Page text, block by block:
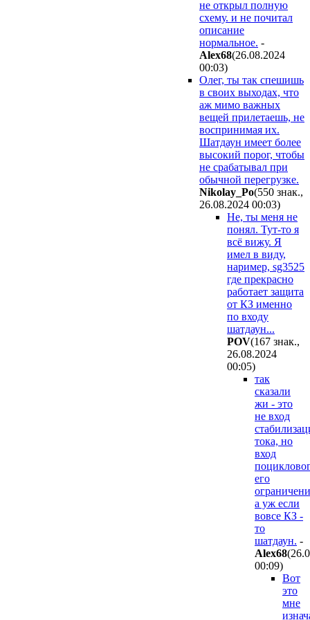
не открыл полную
схему. и не почитал
описание
нормальное. -
Alex68(26.08.2024
00:03)
Олег, ты так спешишь
в своих выходах, что
аж мимо важных
вещей прилетаешь, не
воспринимая их.
Шатдаун имеет более
высокий порог, чтобы
не срабатывал при
обычной перегрузке.
Nikolay_Po(550 знак.,
26.08.2024 00:03)
Не, ты меня не
понял. Тут-то я
всё вижу. Я
имел в виду,
наример, sg3525
где прекрасно
работает защита
от КЗ именно
по входу
шатдаун...
POV(167 знак.,
26.08.2024
00:05)
так
сказали
жи - это
не вход
тока, но
вход
его
а уж если
вовсе КЗ -
то
шатдаун. -
Alex68
00:09)
Вот
это
мне